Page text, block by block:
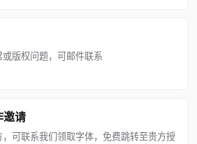
版权问题，可邮件联系
邀请
可联系我们领取字体，免费跳转至贵方授